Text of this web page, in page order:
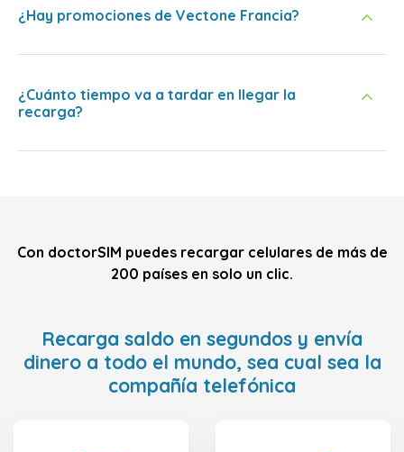
¿Hay promociones de Vectone Francia?
¿Cuánto tiempo va a tardar en llegar la
recarga?
Con doctorSIM puedes recargar celulares de más de
200 países en solo un clic.
Recarga saldo en segundos y envía
dinero a todo el mundo, sea cual sea la
compañía telefónica